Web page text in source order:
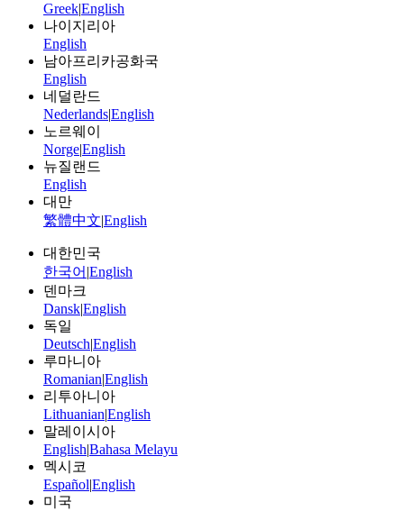
Greek|English
나이지리아
English
남아프리카공화국
English
네덜란드
Nederlands|English
노르웨이
Norge|English
뉴질랜드
English
대만
繁體中文|English
대한민국
한국어 |English
덴마크
Dansk|English
독일
Deutsch|English
루마니아
Romanian|English
리투아니아
Lithuanian|English
말레이시아
English|Bahasa Melayu
멕시코
Español|English
미국